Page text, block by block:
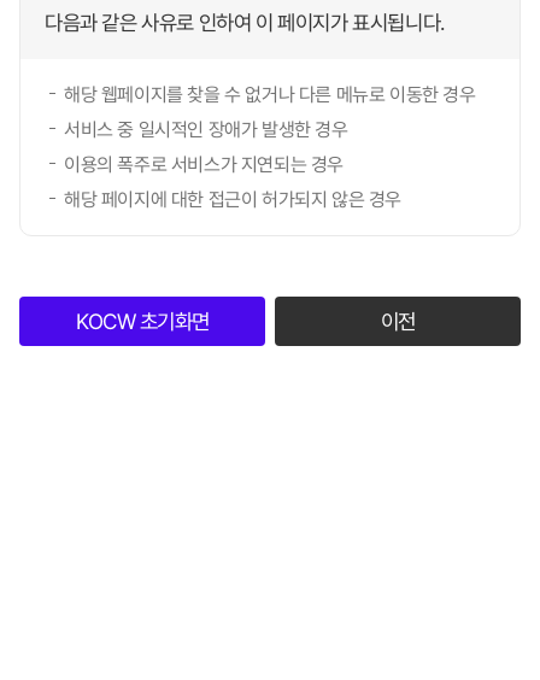
다음과 같은 사유로 인하여 이 페이지가 표시됩니다.
해당 웹페이지를 찾을 수 없거나 다른 메뉴로 이동한 경우
서비스 중 일시적인 장애가 발생한 경우
이용의 폭주로 서비스가 지연되는 경우
해당 페이지에 대한 접근이 허가되지 않은 경우
KOCW 초기화면 이전